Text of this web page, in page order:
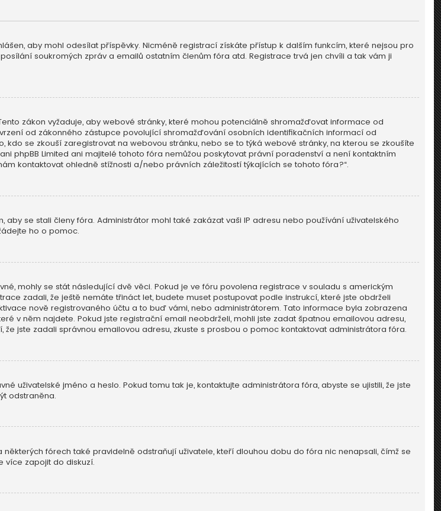
aby mohl odesílat příspěvky. Nicméně registrací získáte přístup k dalším funkcím, které nejsou pro
soukromých zpráv a emailů ostatním členům fóra atd. Registrace trvá jen chvíli a tak vám ji
zákon vyžaduje, aby webové stránky, které mohou potenciálně shromažďovat informace od
od zákonného zástupce povolující shromažďování osobních identifikačních informací od
kdo se zkouší zaregistrovat na webovou stránku, nebo se to týká webové stránky, na kterou se zkoušíte
phpBB Limited ani majitelé tohoto fóra nemůžou poskytovat právní poradenství a není kontaktním
kontaktovat ohledně stížnosti a/nebo právních záležitostí týkajících se tohoto fóra?“.
se stali členy fóra. Administrátor mohl také zakázat vaši IP adresu nebo používání uživatelského
ho o pomoc.
mohly se stát následující dvě věci. Pokud je ve fóru povolena registrace v souladu s americkým
zadali, že ještě nemáte třináct let, budete muset postupovat podle instrukcí, které jste obdrželi
nově registrovaného účtu a to buď vámi, nebo administrátorem. Tato informace byla zobrazena
v něm najdete. Pokud jste registrační email neobdrželi, mohli jste zadat špatnou emailovou adresu,
jste zadali správnou emailovou adresu, zkuste s prosbou o pomoc kontaktovat administrátora fóra.
uživatelské jméno a heslo. Pokud tomu tak je, kontaktujte administrátora fóra, abyste se ujistili, že jste
odstraněna.
fórech také pravidelně odstraňují uživatele, kteří dlouhou dobu do fóra nic nenapsali, čímž se
více zapojit do diskuzí.